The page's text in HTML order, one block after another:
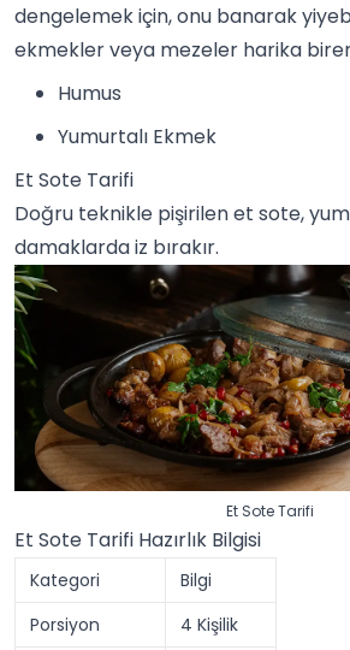
dengelemek için, onu banarak
ekmekler veya mezeler harika
Humus
Yumurtalı Ekmek
Et Sote Tarifi
Doğru teknikle pişirilenet sote,
damaklarda iz bırakır.
Et Sote Tarifi
Et Sote Tarifi Hazırlık Bilgisi
Kategori
Bilgi
Porsiyon
4 Kişilik